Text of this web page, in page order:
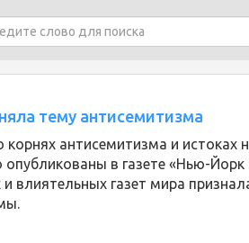
тему антисемитизма
корнях антисемитизма и истоках
опубликованы в газете «Нью-
и влиятельных газет мира